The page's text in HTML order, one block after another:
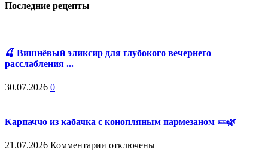
Последние рецепты
🍒 Вишнёвый эликсир для глубокого вечернего
расслабления ...
30.07.2026 0
Карпаччо из кабачка с конопляным пармезаном 🥒🌿
21.07.2026 Комментарии котключены